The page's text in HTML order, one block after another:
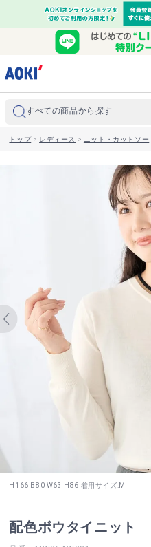
すべての商品から探す
トップ> レディース > ニット・カットソー
H166 B80 W63 H86 着用サイズ:M
配色ボウタイニット